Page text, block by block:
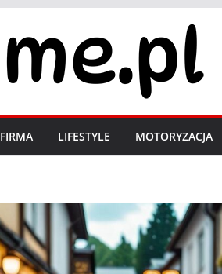
FIRMA LIFESTYLE MOTORYZACJA